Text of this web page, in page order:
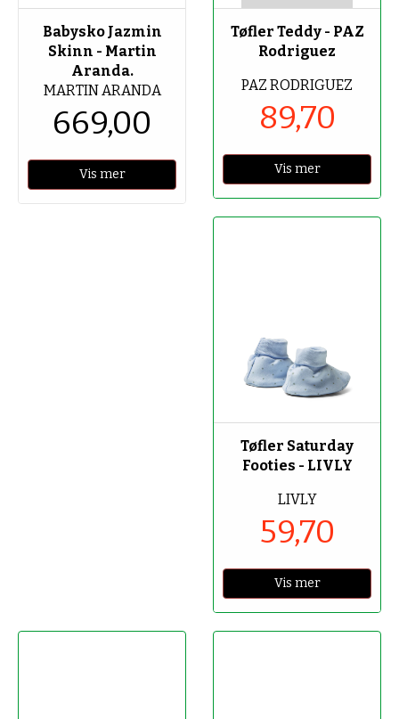
Babysko Jazmin
Skinn - Martin
Aranda.
MARTIN ARANDA
669,00
Vis mer
Tøfler Teddy - PAZ
Rodriguez
PAZ RODRIGUEZ
89,70
Vis mer
Tøfler Saturday
Footies - LIVLY
LIVLY
59,70
Vis mer